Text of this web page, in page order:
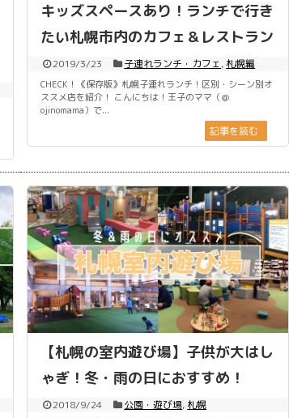
キッズスペースあり！ランチで行き
たい札幌市内のカフェ＆レストラン
2019/3/23 子連れランチ・カフェ,札幌編
CHECK！《保存版》札幌子連れランチ！区別・シーン別オ
ススメ店を紹介！ こんにちは！王子のママ（＠
ojinomama）で...
記事を読む
【札幌の室内遊び場】子供が大はし
ゃぎ！冬・雨の日におすすめ！
2018/9/24 公園・遊び場,札幌